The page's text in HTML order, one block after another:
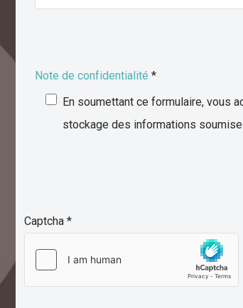
Note de confidentialité *
Note de
En soumettant ce formulaire, vous
stockage des informations
Captcha *